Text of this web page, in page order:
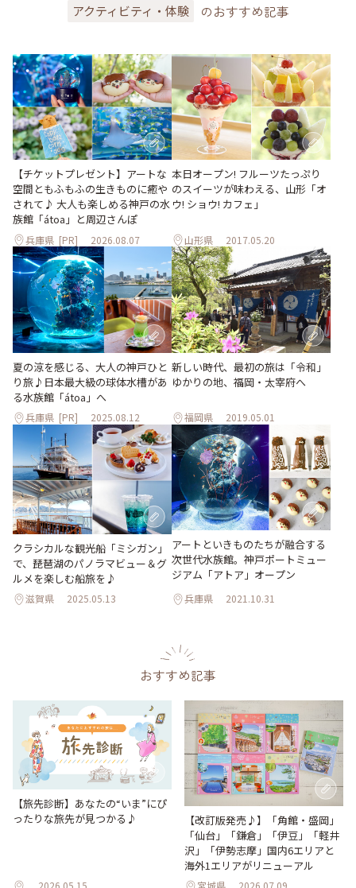
アクティビティ・体験 のおすすめ記事
【チケットプレゼント】アートな
空間ともふもふの生きものに癒や
されて♪ 大人も楽しめる神戸の水
族館「átoa」と周辺さんぽ
兵庫県 [PR] 2026.08.07
本日オープン! フルーツたっぷり
のスイーツが味わえる、山形「オ
ウ! ショウ! カフェ」
山形県 2017.05.20
夏の涼を感じる、大人の神戸ひと
り旅♪日本最大級の球体水槽があ
る水族館「átoa」へ
兵庫県 [PR] 2025.08.12
新しい時代、最初の旅は「令和」
ゆかりの地、福岡・太宰府へ
福岡県 2019.05.01
クラシカルな観光船「ミシガン」
で、琵琶湖のパノラマビュー＆グ
ルメを楽しむ船旅を♪
滋賀県 2025.05.13
アートといきものたちが融合する
次世代水族館。神戸ポートミュー
ジアム「アトア」オープン
兵庫県 2021.10.31
おすすめ記事
【旅先診断】あなたの“いま”にぴ
ったりな旅先が見つかる♪
【改訂版発売♪】「角館・盛岡」
「仙台」「鎌倉」「伊豆」「軽井
沢」「伊勢志摩」国内6エリアと
海外1エリアがリニューアル